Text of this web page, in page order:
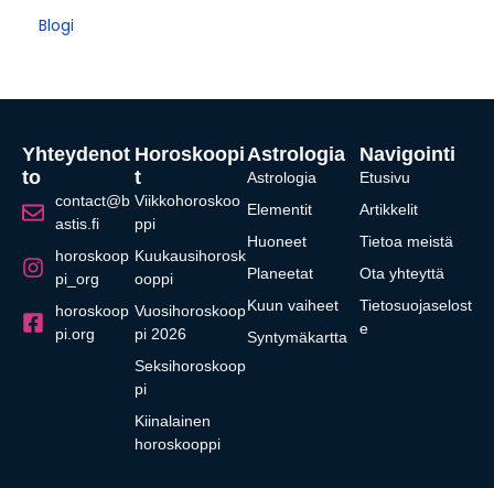
Blogi
Horoskoopi
T
Viikkohoroskoo
ppi
Kuukausihorosk
ooppi
Vuosihoroskoop
pi 2026
Seksihoroskoop
pi
Kiinalainen
horoskooppi
Astrologia
Astrologia
Elementit
Huoneet
Planeetat
Kuun vaiheet
Syntymäkartta
Navigointi
Etusivu
Artikkelit
Tietoa meistä
Ota yhteyttä
Tietosuojaselost
e
Yhteydenot
To
contact@b
astis.fi
horoskoop
pi_org
horoskoop
pi.org